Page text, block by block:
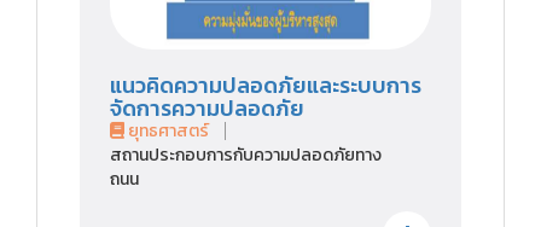
แนวคิดความปลอดภัยและระบบการ
จัดการความปลอดภัย
ยุทธศาสตร์
สถานประกอบการกับความปลอดภัยทาง
ถนน